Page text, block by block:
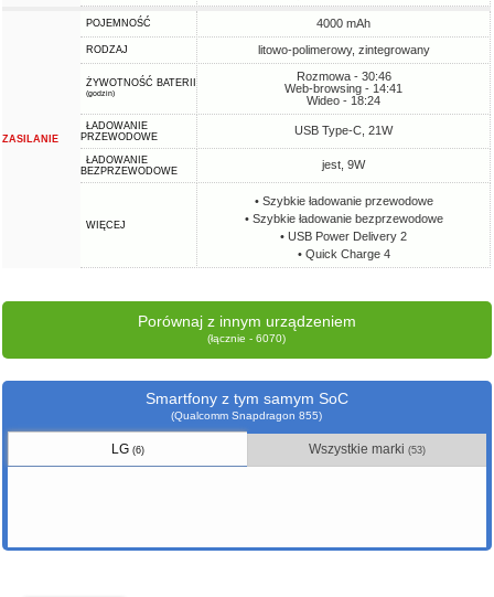
ZASILANIE
POJEMNOŚĆ 4000 mAh
RODZAJ litowo-polimerowy, zintegrowany
ŻYWOTNOŚĆ BATERII
(godzin)
Rozmowa - 30:46
Web-browsing - 14:41
Wideo - 18:24
ŁADOWANIE
PRZEWODOWE
USB Type-C, 21W
ŁADOWANIE
BEZPRZEWODOWE
jest, 9W
WIĘCEJ
• Szybkie ładowanie przewodowe
• Szybkie ładowanie bezprzewodowe
• USB Power Delivery 2
• Quick Charge 4
Porównaj z innym urządzeniem
(łącznie - 6070)
Smartfony z tym samym SoC
(Qualcomm Snapdragon 855)
LG (6) Wszystkie marki (53)